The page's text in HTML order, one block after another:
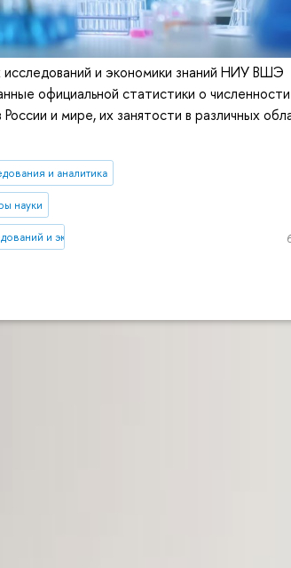
исследований и экономики знаний НИУ ВШЭ
официальной статистики о численности
и мире, их занятости в различных
и аналитика
науки
и экономики знаний